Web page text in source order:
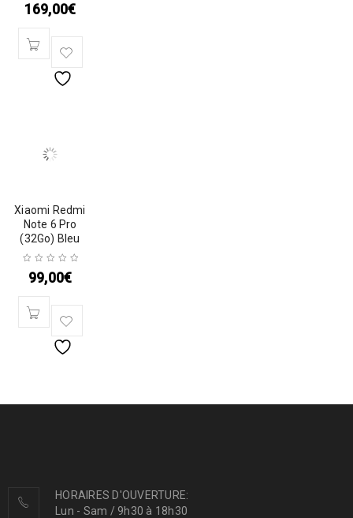
169,00€
Xiaomi Redmi
Note 6 Pro
(32Go) Bleu
99,00€
HORAIRES D'OUVERTURE:
Lun - Sam / 9h30 à 18h30